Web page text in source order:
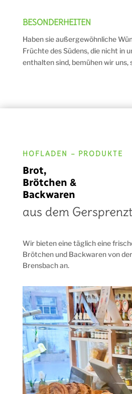
BESONDERHEITEN
Haben sie außergewöhnliche
Früchte des Südens, die nicht in
enthalten sind, bemühen wir uns,
HOFLADEN – PRODUKTE
Brot,
Brötchen &
Backwaren
aus dem
Wir bieten eine täglich eine
Brötchen und Backwaren von
Brensbach an.